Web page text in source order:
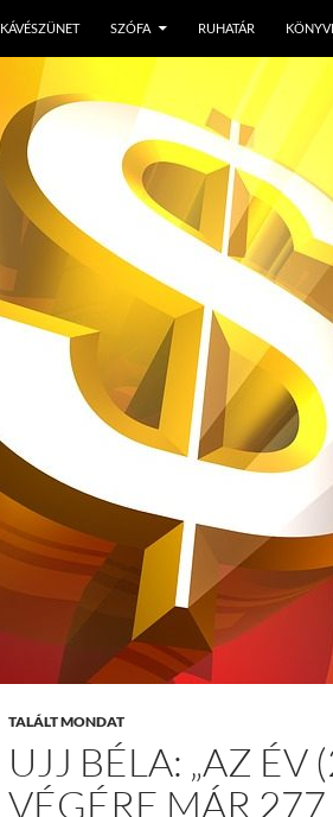
KÁVÉSZÜNET SZÓFA RUHATÁR
TALÁLT MONDAT
UJJ BÉLA: „AZ ÉV
VÉGÉRE MÁR 277